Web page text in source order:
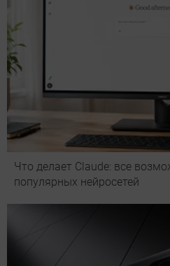
Что делает Сlaude: все
популярных нейросетей